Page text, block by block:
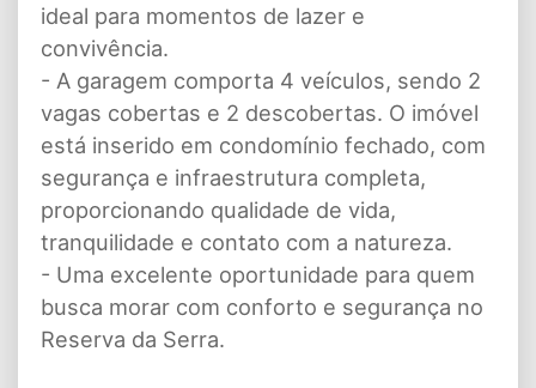
ideal para momentos de lazer e
convivência.
- A garagem comporta 4 veículos, sendo 2
vagas cobertas e 2 descobertas. O imóvel
está inserido em condomínio fechado, com
segurança e infraestrutura completa,
proporcionando qualidade de vida,
tranquilidade e contato com a natureza.
- Uma excelente oportunidade para quem
busca morar com conforto e segurança no
Reserva da Serra.